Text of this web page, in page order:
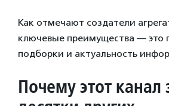
Как отмечают создатели
ключевые преимущества — это
подборки и актуальность
Почему этот канал